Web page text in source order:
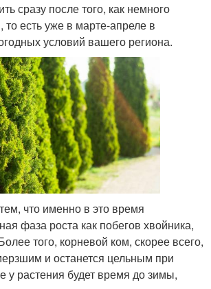
сразу после того, как немного
то есть уже в марте-апреле в
условий вашего региона.
что именно в это время
фаза роста как побегов хвойника,
того, корневой ком, скорее всего,
и останется цельным при
у растения будет время до зимы,